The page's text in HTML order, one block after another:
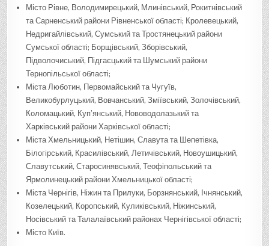
Місто Рівне, Володимирецький, Млинівський, Рокитнівський
та Сарненський райони Рівненської області; Кролевецький,
Недригайлівський, Сумський та Тростянецький райони
Сумської області; Борщівський, Зборівський,
Підволочиський, Підгаєцький та Шумський райони
Тернопільської області;
Міста Люботин, Первомайський та Чугуїв,
Великобурлуцький, Вовчанський, Зміївський, Золочівський,
Коломацький, Куп’янський, Нововодолазький та
Харківський райони Харківської області;
Міста Хмельницький, Нетішин, Славута та Шепетівка,
Білогірський, Красилівський, Летичівський, Новоушицький,
Славутський, Старосинявський, Теофіпольський та
Ярмолинецький райони Хмельницької області;
Міста Чернігів, Ніжин та Прилуки, Борзнянський, Ічнянський,
Козелецький, Коропський, Куликівський, Ніжинський,
Носівський та Талалаївський районах Чернігівської області;
Місто Київ.